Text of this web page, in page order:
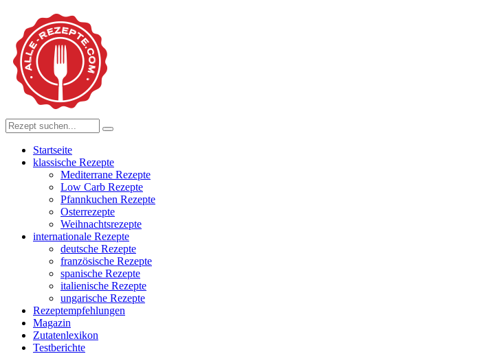
Startseite
klassische Rezepte
Mediterrane Rezepte
Low Carb Rezepte
Pfannkuchen Rezepte
Osterrezepte
Weihnachtsrezepte
internationale Rezepte
deutsche Rezepte
französische Rezepte
spanische Rezepte
italienische Rezepte
ungarische Rezepte
Rezeptempfehlungen
Magazin
Zutatenlexikon
Testberichte